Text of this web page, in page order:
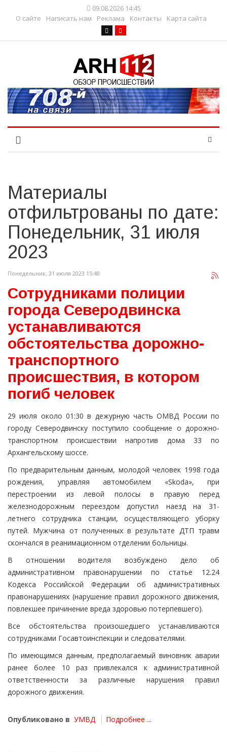
09.08.2026 14:45
О сайте
Написать нам Реклама Контакты Карта сайта
Материалы
отфильтрованы по дате:
Понедельник, 31 июля
2023
Понедельник, 31 июля 2023 15:48
Сотрудниками полиции
города Северодвинска
устанавливаются
обстоятельства дорожно-
транспортного
происшествия, в котором
погиб человек
29 июля около 01:30 в дежурную часть ОМВД России по
городу Северодвинску поступило сообщение о дорожно-
транспортном происшествии напротив дома 33 по
Архангельскому шоссе.
По предварительным данным, молодой человек 1998 года
рождения, управляя автомобилем «Skoda», при
перестроении из левой полосы в правую перед
железнодорожным переездом допустил наезд на 31-
летнего сотрудника станции, осуществляющего уборку
путей. Мужчина от полученных в результате ДТП травм
скончался в реанимационном отделении больницы.
В отношении водителя возбуждено дело об
административном правонарушении по статье 12.24
Кодекса Российской Федерации об административных
правонарушениях (нарушение правил дорожного движения,
повлекшее причинение вреда здоровью потерпевшего).
Все обстоятельства произошедшего устанавливаются
сотрудниками Госавтоинспекции и следователями.
По имеющимся данным, предполагаемый виновник аварии
ранее более 10 раз привлекался к административной
ответственности за различные нарушения правил
дорожного движения.
Опубликовано в УМВД Подробнее ...